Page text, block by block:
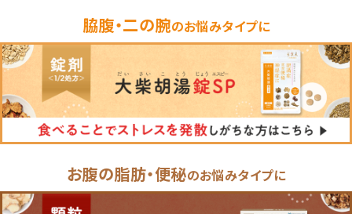
脇腹・二の腕のお悩みタイプに
お腹の脂肪・便秘のお悩みタイプに